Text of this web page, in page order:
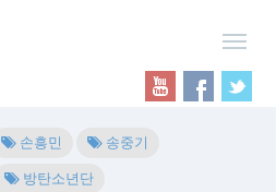
손흥민
송중기
방탄소년단